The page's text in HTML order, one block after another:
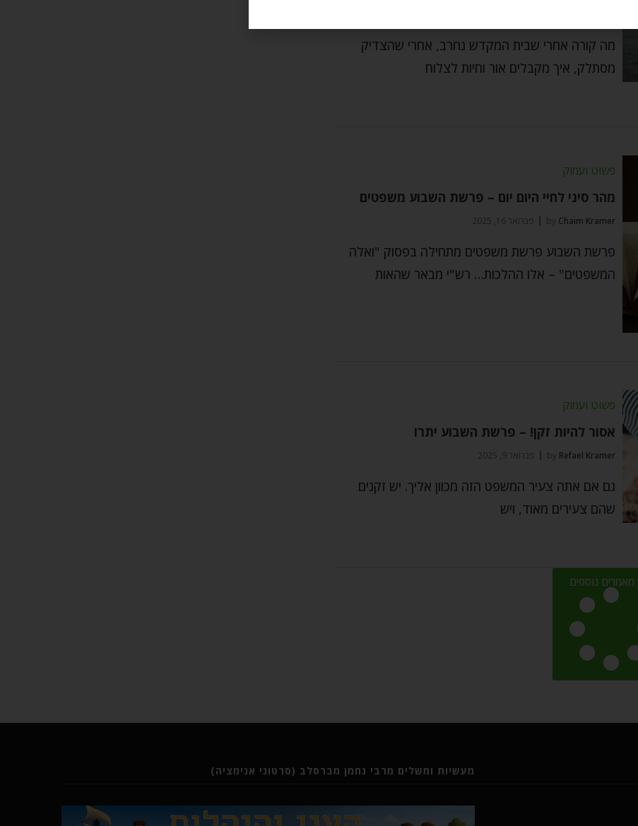
מה קורה אחרי שבית המקדש נחרב, אחרי שהצדיק
מסתלק, איך מקבלים אור וחיות לצלוח
פשוט ועמוק
מהר סיני לחיי היום יום – פרשת השבוע משפטים
by Chaim Kramer פברואר 16, 2025
פרשת השבוע פרשת משפטים מתחילה בפסוק "ואלה
המשפטים" – אלו ההלכות… רש"י מבאר שהאות
פשוט ועמוק
אסור להיות זקן! – פרשת השבוע יתרו
by Refael Kramer פברואר 9, 2025
גם אם אתה צעיר המשפט הזה מכוון אליך. יש זקנים
שהם צעירים מאוד, ויש
מאמרים נוספים
מעשיות ומשלים מרבי נחמן מברסלב (סרטוני אנימציה)